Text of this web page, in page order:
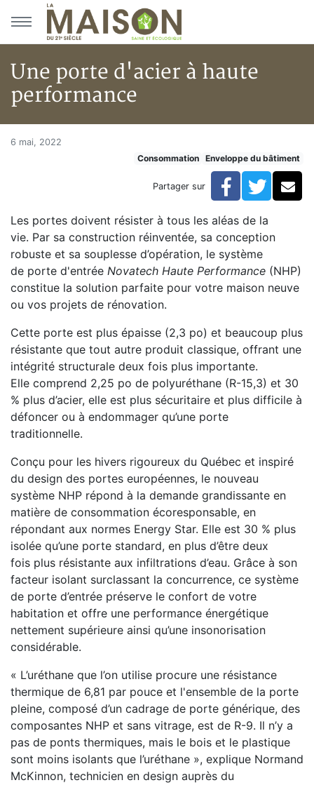
Aller au menu principal
Aller au contenu principal
Une porte d'acier à haute
performance
Accueil
Une porte d'acier à haute performance
Une porte d'acier à haute
6 mai, 2022
Consommation
Enveloppe du bâtiment
Partager sur Facebook
Les portes doivent résister à tous les aléas de la
vie. Par sa construction réinventée, sa conception
robuste et sa souplesse d’opération, le système
de porte d'entrée Novatech Haute Performance (NHP)
constitue la solution parfaite pour votre maison neuve
ou vos projets de rénovation.
Cette porte est plus épaisse (2,3 po) et beaucoup plus
résistante que tout autre produit classique, offrant une
intégrité structurale deux fois plus importante.
Elle comprend 2,25 po de polyuréthane (R-15,3) et 30
% plus d’acier, elle est plus sécuritaire et plus difficile à
défoncer ou à endommager qu’une porte
traditionnelle.
Conçu pour les hivers rigoureux du Québec et inspiré
du design des portes européennes, le nouveau
système NHP répond à la demande grandissante en
matière de consommation écoresponsable, en
répondant aux normes Energy Star. Elle est 30 % plus
isolée qu’une porte standard, en plus d’être deux
fois plus résistante aux infiltrations d’eau. Grâce à son
facteur isolant surclassant la concurrence, ce système
de porte d’entrée préserve le confort de votre
habitation et offre une performance énergétique
nettement supérieure ainsi qu’une insonorisation
considérable.
« L’uréthane que l’on utilise procure une résistance
thermique de 6,81 par pouce et l'ensemble de la porte
pleine, composé d’un cadrage de porte générique, des
composantes NHP et sans vitrage, est de R-9. Il n’y a
pas de ponts thermiques, mais le bois et le plastique
sont moins isolants que l’uréthane », explique Normand
McKinnon, technicien en design auprès du